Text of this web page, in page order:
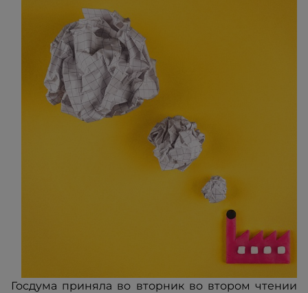
Госдума приняла во вторник во втором чтении